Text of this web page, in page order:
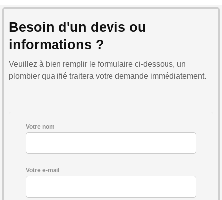
Besoin d'un devis ou
informations ?
Veuillez à bien remplir le formulaire ci-dessous, un
plombier qualifié traitera votre demande immédiatement.
Votre nom
Votre e-mail